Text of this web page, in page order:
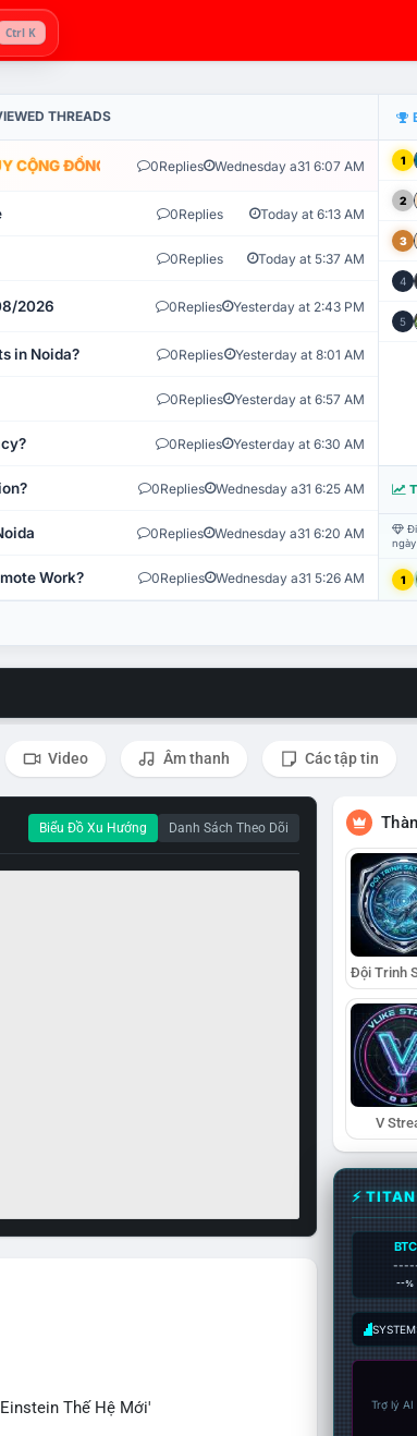
Ctrl K
THREADS
CỘNG ĐỒNG VLIKE.VN: HỆ THỐNG GIÁM SÁT TỰ
0Replies Wednesday a31 6:07 AM
0Replies Today at 6:13 AM
0Replies Today at 5:37 AM
2026 0Replies Yesterday at 2:43 PM
in Noida? 0Replies Yesterday at 8:01 AM
0Replies Yesterday at 6:57 AM
0Replies Yesterday at 6:30 AM
0Replies Wednesday a31 6:25 AM
0Replies Wednesday a31 6:20 AM
Work? 0Replies Wednesday a31 5:26 AM
1
2
3
4
5
1
Video Âm thanh Các tập tin
Biểu Đồ Xu Hướng Danh Sách Theo Dõi
Thế Hệ Mới'
V
⚡
BTC
--%
Trợ lý